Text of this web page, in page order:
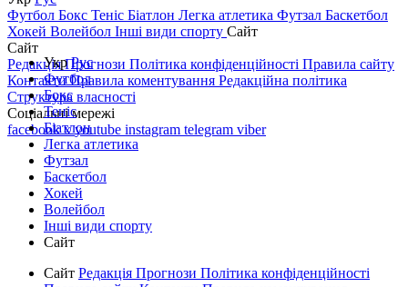
Футбол Бокс Теніс Біатлон Легка атлетика Футзал Баскетбол
Хокей Волейбол Інші види спорту Сайт
Сайт
РедакціяПрогнози Політика конфіденційності Правила сайту
КонтактиПравила коментування Редакційна політика
Структура власності
Соціальні мережі
facebookxyoutube instagram telegram viber
УкрРус
Футбол
Бокс
Теніс
Біатлон
Легка атлетика
Футзал
Баскетбол
Хокей
Волейбол
Інші види спорту
Сайт
Сайт Редакція Прогнози Політика конфіденційності